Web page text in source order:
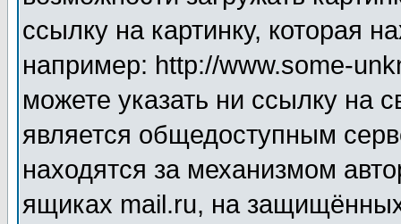
ссылку на картинку, которая
например: http://www.some-
можете указать ни ссылку на
является общедоступным
находятся за механизмом
ящиках mail.ru, на